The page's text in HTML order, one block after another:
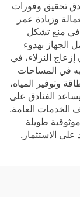
تحقيق وفورات
وزيادة عمر
في منع تشكل
الجهاز بهدوء
النزلاء، في
به في المساحات
وتوفير المياه،
الفنادق على
الخدمات العامة.
طويلة
على الاستثمار.